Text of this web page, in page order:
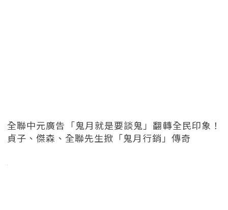
全聯中元廣告「鬼月就是要談鬼」翻轉全民印象！
貞子、傑森、全聯先生掀「鬼月行銷」傳奇